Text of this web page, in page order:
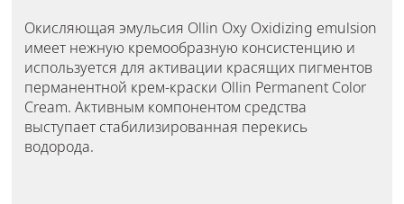
Окисляющая эмульсия Ollin Oxy Oxidizing emulsion
имеет нежную кремообразную консистенцию и
используется для активации красящих пигментов
перманентной крем-краски Ollin Permanent Color
Cream. Активным компонентом средства
выступает стабилизированная перекись
водорода.